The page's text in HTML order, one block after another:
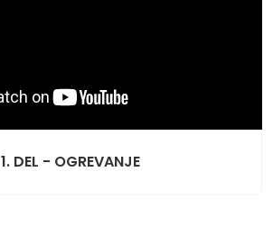
1. DEL - OGREVANJE